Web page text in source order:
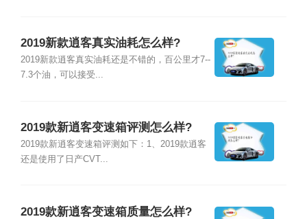
2019新款逍客真实油耗怎么样?
2019新款逍客真实油耗还是不错的，百公里才7--
7.3个油，可以接受...
2019款新逍客变速箱评测怎么样?
2019款新逍客变速箱评测如下：1、2019款逍客
还是使用了日产CVT...
2019款新逍客变速箱质量怎么样?